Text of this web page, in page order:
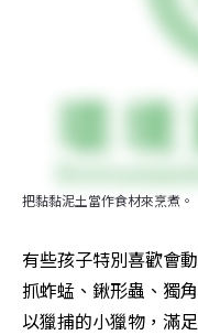
把黏黏泥土當作食材來烹煮。
有些孩子特別喜歡會
抓蚱蜢、鍬形蟲、獨
以獵捕的小獵物，滿